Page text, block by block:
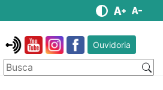
Ouvidoria